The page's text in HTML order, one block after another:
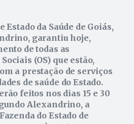
Estado da Saúde de Goiás,
garantiu hoje,
de todas as
(OS) que estão,
a prestação de serviços
de saúde do Estado.
feitos nos dias 15 e 30
Alexandrino, a
do Estado de